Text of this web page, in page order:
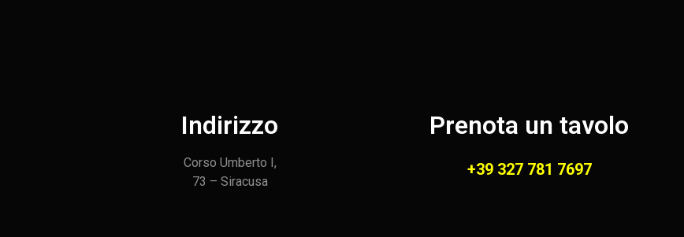
Indirizzo
Corso Umberto I,
73 – Siracusa
Prenota un tavolo
+39 327 781 7697